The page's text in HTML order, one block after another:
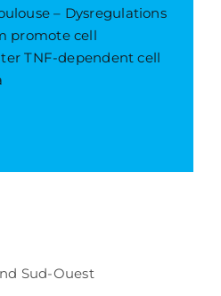
– Dysregulations
promote cell
TNF-dependent cell
Sud-Ouest